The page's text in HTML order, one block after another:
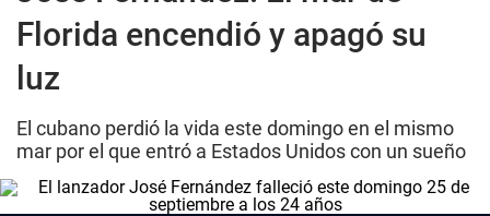
Florida encendió y apagó su
luz
El cubano perdió la vida este domingo en el mismo
mar por el que entró a Estados Unidos con un sueño